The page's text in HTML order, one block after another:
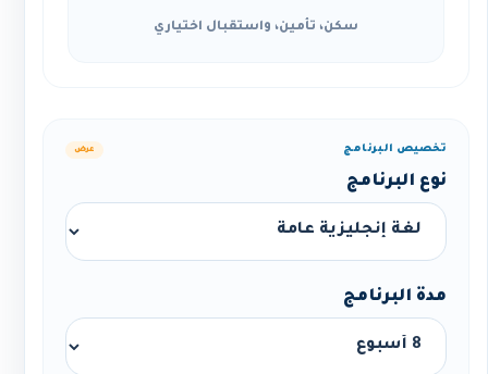
سكن، تأمين، واستقبال اختياري
تخصيص البرنامج عرض
نوع البرنامج
مدة البرنامج